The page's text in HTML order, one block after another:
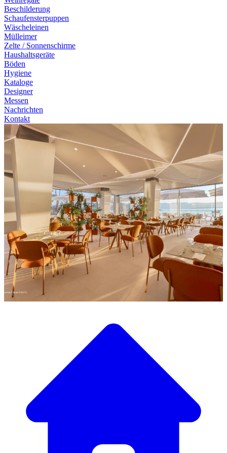
Beschilderung
Schaufensterpuppen
Wäscheleinen
Mülleimer
Zelte / Sonnenschirme
Haushaltsgeräte
Böden
Hygiene
Kataloge
Designer
Messen
Nachrichten
Kontakt
Entdecken Sie unsere große Auswahl an Designermöbeln
Unser Möbelkatalog
Von eleganten Tischen und Stühlen bis zu luxuriösen
Atmosphäre zu schaffen.